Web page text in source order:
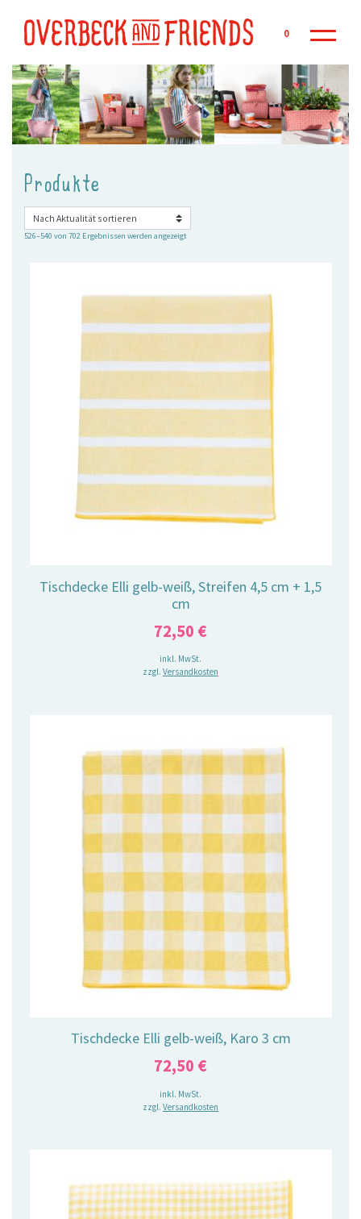
0
Produkte
526–540 von 702 Ergebnissen werden angezeigtNach
Tischdecke Elli gelb-weiß, Streifen 4,5 cm + 1,5
cm
72,50 €
inkl. MwSt.
zzgl. Versandkosten
Tischdecke Elli gelb-weiß, Karo 3 cm
72,50 €
inkl. MwSt.
zzgl. Versandkosten